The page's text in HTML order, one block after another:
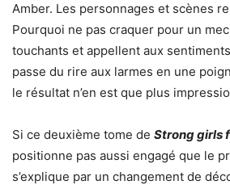
Amber. Les personnages et scènes
Pourquoi ne pas craquer pour un
touchants et appellent aux
passe du rire aux larmes en une
le résultat n’en est que plus
Si ce deuxième tome de Strong girls
positionne pas aussi engagé que le
s’explique par un changement de